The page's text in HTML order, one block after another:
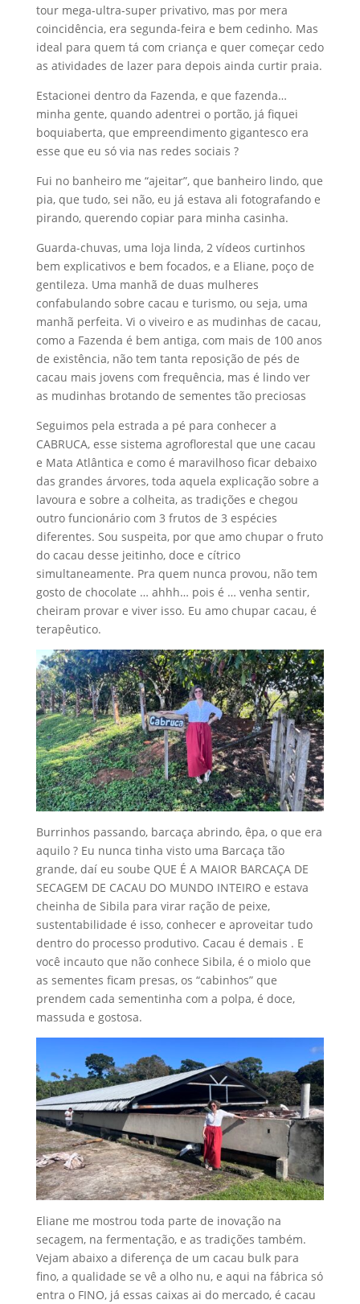
tour mega-ultra-super privativo, mas por mera
coincidência, era segunda-feira e bem cedinho. Mas
ideal para quem tá com criança e quer começar cedo
as atividades de lazer para depois ainda curtir praia.
Estacionei dentro da Fazenda, e que fazenda…
minha gente, quando adentrei o portão, já fiquei
boquiaberta, que empreendimento gigantesco era
esse que eu só via nas redes sociais ?
Fui no banheiro me “ajeitar”, que banheiro lindo, que
pia, que tudo, sei não, eu já estava ali fotografando e
pirando, querendo copiar para minha casinha.
Guarda-chuvas, uma loja linda, 2 vídeos curtinhos
bem explicativos e bem focados, e a Eliane, poço de
gentileza. Uma manhã de duas mulheres
confabulando sobre cacau e turismo, ou seja, uma
manhã perfeita. Vi o viveiro e as mudinhas de cacau,
como a Fazenda é bem antiga, com mais de 100 anos
de existência, não tem tanta reposição de pés de
cacau mais jovens com frequência, mas é lindo ver
as mudinhas brotando de sementes tão preciosas
Seguimos pela estrada a pé para conhecer a
CABRUCA, esse sistema agroflorestal que une cacau
e Mata Atlântica e como é maravilhoso ficar debaixo
das grandes árvores, toda aquela explicação sobre a
lavoura e sobre a colheita, as tradições e chegou
outro funcionário com 3 frutos de 3 espécies
diferentes. Sou suspeita, por que amo chupar o fruto
do cacau desse jeitinho, doce e cítrico
simultaneamente. Pra quem nunca provou, não tem
gosto de chocolate … ahhh… pois é … venha sentir,
cheiram provar e viver isso. Eu amo chupar cacau, é
terapêutico.
Burrinhos passando, barcaça abrindo, êpa, o que era
aquilo ? Eu nunca tinha visto uma Barcaça tão
grande, daí eu soube QUE É A MAIOR BARCAÇA DE
SECAGEM DE CACAU DO MUNDO INTEIRO e estava
cheinha de Sibila para virar ração de peixe,
sustentabilidade é isso, conhecer e aproveitar tudo
dentro do processo produtivo. Cacau é demais . E
você incauto que não conhece Sibila, é o miolo que
as sementes ficam presas, os “cabinhos” que
prendem cada sementinha com a polpa, é doce,
massuda e gostosa.
Eliane me mostrou toda parte de inovação na
secagem, na fermentação, e as tradições também.
Vejam abaixo a diferença de um cacau bulk para
fino, a qualidade se vê a olho nu, e aqui na fábrica só
entra o FINO, já essas caixas ai do mercado, é cacau